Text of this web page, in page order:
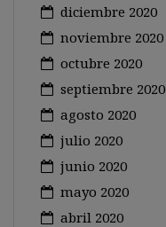
diciembre 2020
noviembre 2020
octubre 2020
septiembre 2020
agosto 2020
julio 2020
junio 2020
mayo 2020
abril 2020